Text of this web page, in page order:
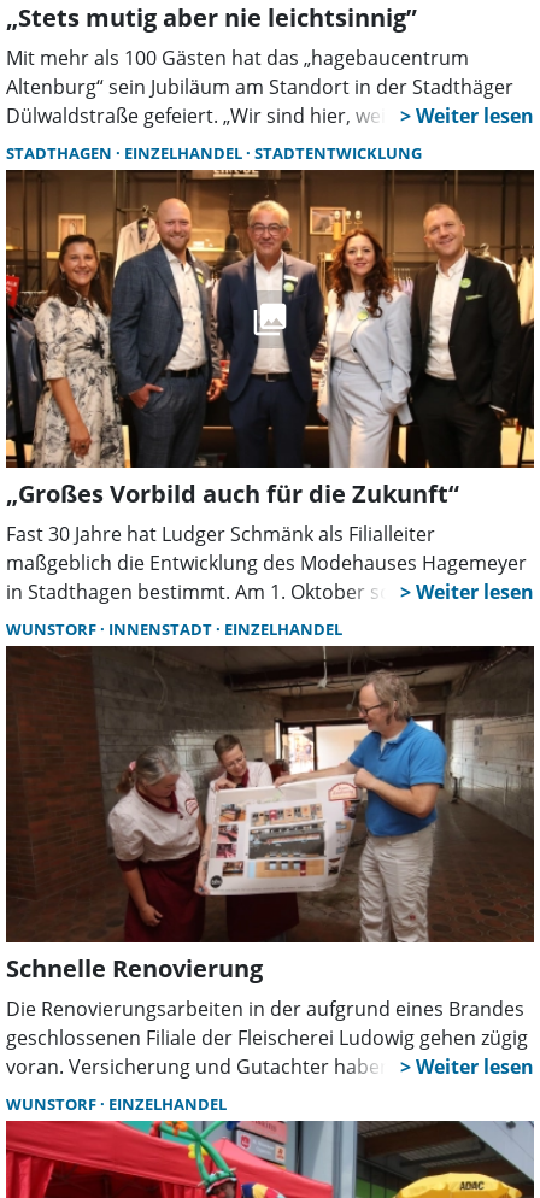
„Stets mutig aber nie leichtsinnig”
Mit mehr als 100 Gästen hat das „hagebaucentrum
Altenburg“ sein Jubiläum am Standort in der Stadthäger
Dülwaldstraße gefeiert. „Wir sind hier, weil wir ein starkes
Team hatten und haben, das mit Leidenschaft und
Hingabe arbeitet. Jeder Einzelne hat dazu beigetragen,
dass wir heute hier stehen können“, hob Geschäftsführer
Michael Raudszus in seiner Rede den Beitrag der
Mitarbeiter und den besonderen Geist in allen
Unternehmens-Ebenen hervor, der die Georg Altenburg
GmbH & Co.KG durch ihre nun 100-jährige Geschichte
getragen habe.
STADTHAGEN EINZELHANDEL STADTENTWICKLUNG
„Großes Vorbild auch für die Zukunft“
Fast 30 Jahre hat Ludger Schmänk als Filialleiter
maßgeblich die Entwicklung des Modehauses Hagemeyer
in Stadthagen bestimmt. Am 1. Oktober scheidet
Schmänk aus seinem Posten bei dem bekannten
Unternehmen aus, als Duo übernehmen nun Naditsa
Georgieva und Benedikt Saal seine Funktion.
WUNSTORF INNENSTADT EINZELHANDEL
Schnelle Renovierung
Die Renovierungsarbeiten in der aufgrund eines Brandes
geschlossenen Filiale der Fleischerei Ludowig gehen zügig
voran. Versicherung und Gutachter haben bei der
Schadensabwicklung schnell reagiert und geholfen. Und
auf die Handwerker kann Inhaber Frank Ludowig ebenfalls
zählen. Dabei sah es unmittelbar nach dem Brand nicht
danach aus, als könne die Filiale schnell wieder öffnen.
WUNSTORF EINZELHANDEL